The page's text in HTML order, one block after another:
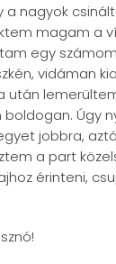
a nagyok
magam a
egy
vidáman
Úgy
jobbra,
a part
érinteni,